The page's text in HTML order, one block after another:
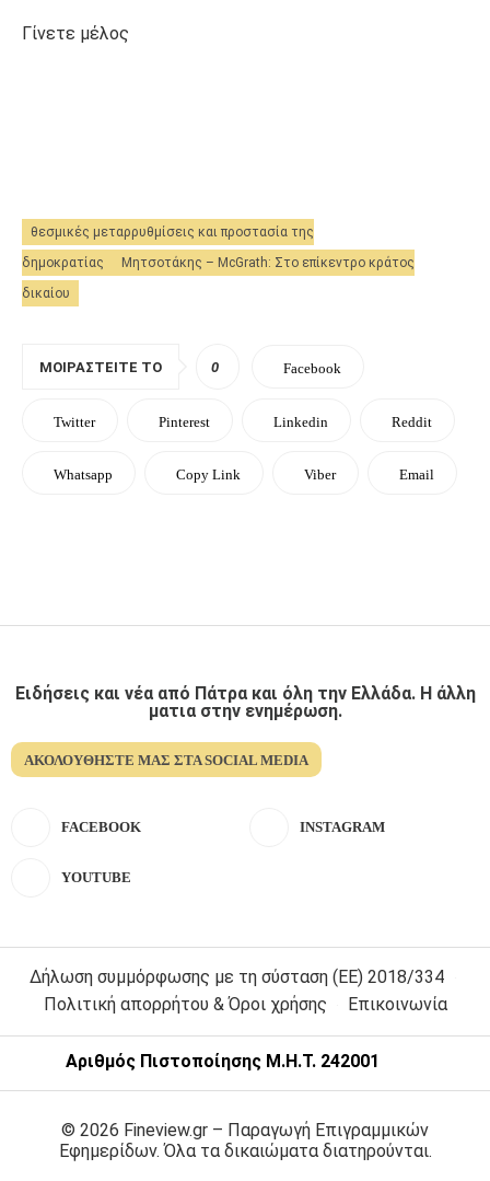
Γίνετε μέλος
θεσμικές μεταρρυθμίσεις και προστασία της
δημοκρατίας
Μητσοτάκης – McGrath: Στο επίκεντρο κράτος
δικαίου
ΜΟΙΡΑΣΤΕΊΤΕ ΤΟ 0 Facebook
Twitter Pinterest Linkedin Reddit
Whatsapp Copy Link Viber Email
Ειδήσεις και νέα από Πάτρα και όλη την Ελλάδα. Η άλλη
ματια στην ενημέρωση.
ΑΚΟΛΟΥΘΉΣΤΕ ΜΑΣ ΣΤΑ SOCIAL MEDIA
FACEBOOK INSTAGRAM
YOUTUBE
Δήλωση συμμόρφωσης με τη σύσταση (ΕΕ) 2018/334
Πολιτική απορρήτου & Όροι χρήσης
Επικοινωνία
Αριθμός Πιστοποίησης Μ.Η.Τ. 242001
© 2026 Fineview.gr – Παραγωγή Επιγραμμικών
Εφημερίδων. Όλα τα δικαιώματα διατηρούνται.